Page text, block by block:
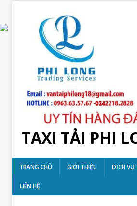
TAXI TẢI PHI
TRANG CHỦ GIỚI THIỆU DỊCH VỤ
LIÊN HỆ